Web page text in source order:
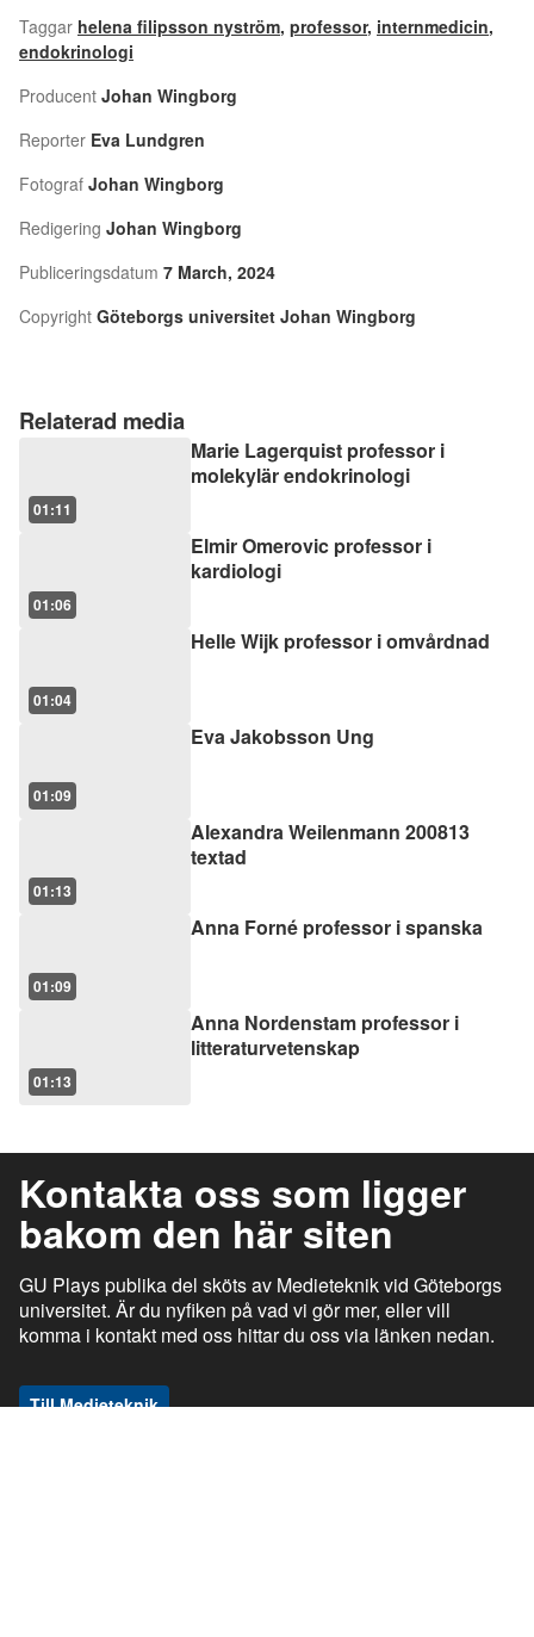
Relaterad media
01:11
Marie Lagerquist professor i
molekylär endokrinologi
01:06
Elmir Omerovic professor i
kardiologi
01:04
Helle Wijk professor i omvårdnad
01:09
Eva Jakobsson Ung
01:13
Alexandra Weilenmann 200813
textad
01:09
Anna Forné professor i spanska
01:13
Anna Nordenstam professor i
litteraturvetenskap
Taggar helena filipsson nyström, professor, internmedicin,
endokrinologi
Producent Johan Wingborg
Reporter Eva Lundgren
Fotograf Johan Wingborg
Redigering Johan Wingborg
Publiceringsdatum 7 March, 2024
Copyright Göteborgs universitet Johan Wingborg
Kontakta oss som ligger
bakom den här siten
GU Plays publika del sköts av Medieteknik vid Göteborgs
universitet. Är du nyfiken på vad vi gör mer, eller vill
komma i kontakt med oss hittar du oss via länken nedan.
Till Medieteknik